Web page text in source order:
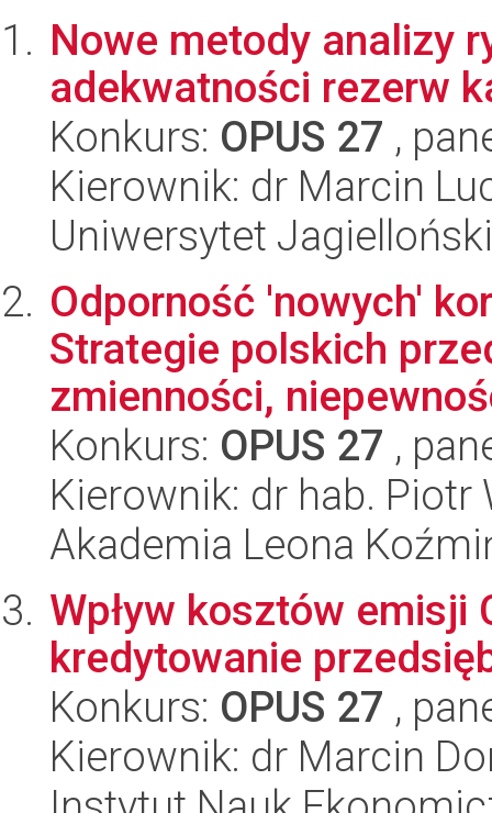
Nowe metody analizy
adekwatności rezerw
Konkurs: OPUS 27 ,
Kierownik: dr Marcin
Uniwersytet Jagielloński
Odporność 'nowych'
Strategie polskich
zmienności,
Konkurs: OPUS 27 ,
Kierownik: dr hab. Piotr
Akademia Leona
Wpływ kosztów emisji
kredytowanie
Konkurs: OPUS 27 ,
Kierownik: dr Marcin